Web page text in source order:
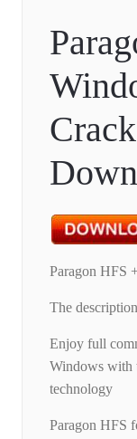
Paragon HFS
The
Enjoy full
Windows with
technology
Paragon HFS